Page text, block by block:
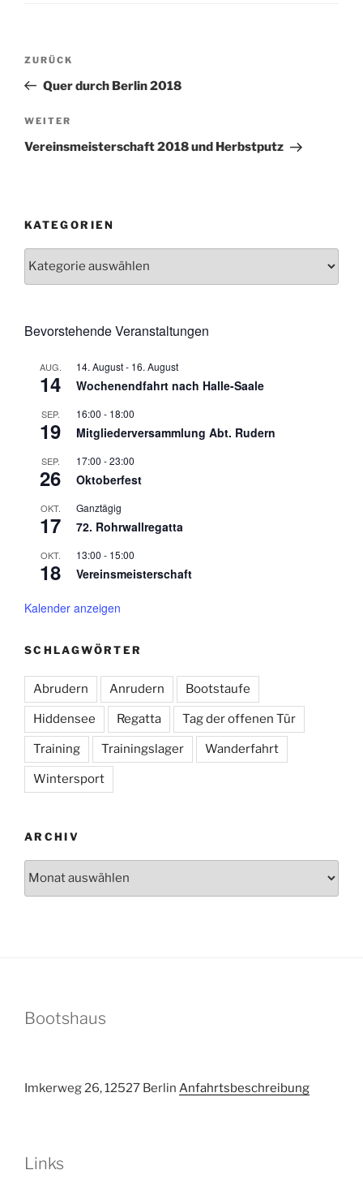
Beitragsnavigation
Vorheriger
Beitrag
ZURÜCK
Quer durch Berlin 2018
Nächster
Beitrag
WEITER
Vereinsmeisterschaft 2018 und Herbstputz
KATEGORIEN
Bevorstehende Veranstaltungen
AUG.
14
14. August- 16. August
Wochenendfahrt nach Halle-Saale
SEP.
19
16:00 - 18:00
Mitgliederversammlung Abt. Rudern
SEP.
26
17:00 -23:00
Oktoberfest
OKT.
17
Ganztägig
72. Rohrwallregatta
OKT.
18
13:00 - 15:00
Vereinsmeisterschaft
Kalender anzeigen
SCHLAGWÖRTER
Abrudern Anrudern Bootstaufe
Hiddensee Regatta Tag der offenen Tür
Training Trainingslager Wanderfahrt
Wintersport
ARCHIV
Bootshaus
Imkerweg 26, 12527 Berlin Anfahrtsbeschreibung
Links